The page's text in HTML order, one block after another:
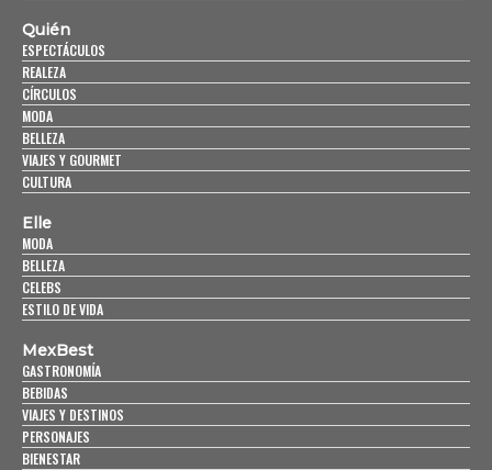
Quién
ESPECTÁCULOS
REALEZA
CÍRCULOS
MODA
BELLEZA
VIAJES Y GOURMET
CULTURA
Elle
MODA
BELLEZA
CELEBS
ESTILO DE VIDA
MexBest
GASTRONOMÍA
BEBIDAS
VIAJES Y DESTINOS
PERSONAJES
BIENESTAR